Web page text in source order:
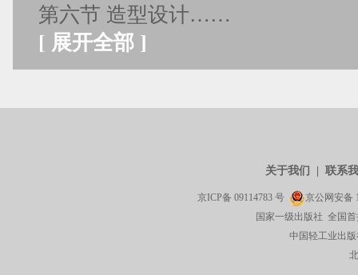
第六节 造型设计……
[ 展开全部 ]
关于我们 联系
京ICP备 09114783 号 京公网安备
国家一级出版社 全国
中国轻工业出版